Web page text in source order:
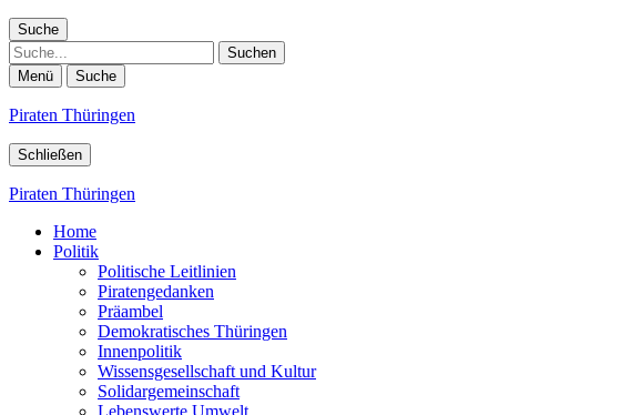
Suche
Suche
Menü Suche
Piraten Thüringen
Schließen
Piraten Thüringen
Home
Politik
Politische Leitlinien
Piratengedanken
Präambel
Demokratisches Thüringen
Innenpolitik
Wissensgesellschaft und Kultur
Solidargemeinschaft
Lebenswerte Umwelt